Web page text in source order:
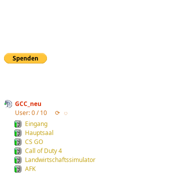
GCC_neu
User: 0 / 10
⟳ ◌
Eingang
Hauptsaal
CS GO
Call of Duty 4
Landwirtschaftssimulator
AFK